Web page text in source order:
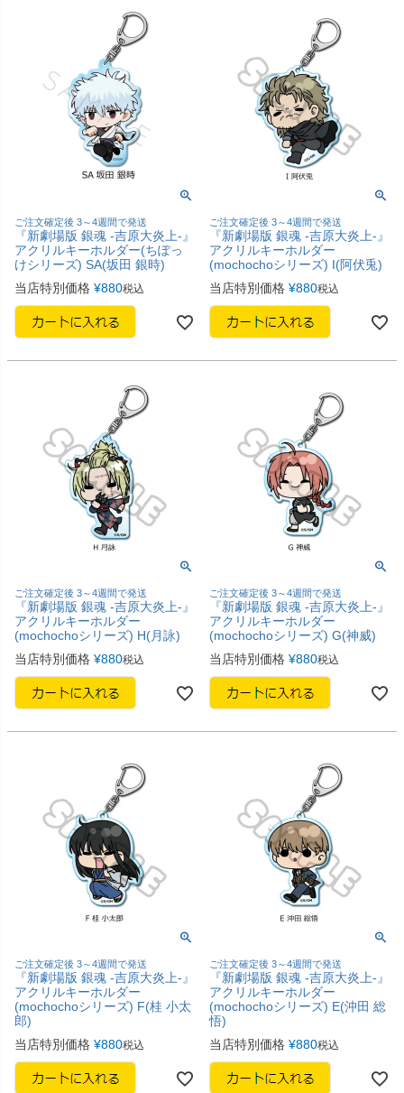
ご注文確定後 3～4週間で発送
『新劇場版 銀魂 -吉原大炎上-』
アクリルキーホルダー(ちぽっ
けシリーズ) SA(坂田 銀時)
当店特別価格 ¥880税込
ご注文確定後 3～4週間で発送
『新劇場版 銀魂 -吉原大炎上-』
アクリルキーホルダー
(mochochoシリーズ) I(阿伏兎)
当店特別価格 ¥880税込
ご注文確定後 3～4週間で発送
『新劇場版 銀魂 -吉原大炎上-』
アクリルキーホルダー
(mochochoシリーズ) H(月詠)
当店特別価格 ¥880税込
ご注文確定後 3～4週間で発送
『新劇場版 銀魂 -吉原大炎上-』
アクリルキーホルダー
(mochochoシリーズ) G(神威)
当店特別価格 ¥880税込
ご注文確定後 3～4週間で発送
『新劇場版 銀魂 -吉原大炎上-』
アクリルキーホルダー
(mochochoシリーズ) F(桂 小太
郎)
当店特別価格 ¥880税込
ご注文確定後 3～4週間で発送
『新劇場版 銀魂 -吉原大炎上-』
アクリルキーホルダー
(mochochoシリーズ) E(沖田 総
悟)
当店特別価格 ¥880税込